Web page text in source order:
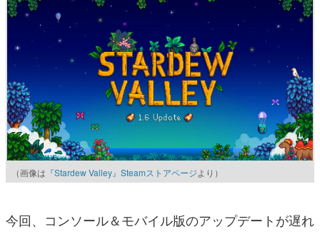
（画像は 『Stardew Valley』Steamストアページより）
今回、コンソール＆モバイル版のアップデートが遅れ